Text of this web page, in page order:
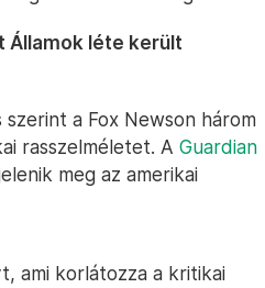
Államok léte került
a Fox Newson három
rasszelméletet. A Guardian
meg az amerikai
ami korlátozza a kritikai